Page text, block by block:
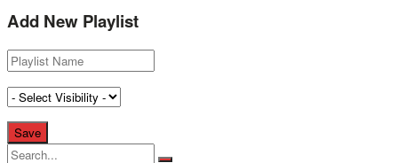
Add New Playlist